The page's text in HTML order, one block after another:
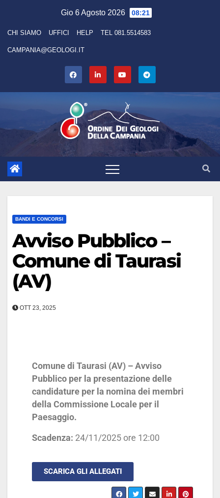
Gio 6 Agosto 2026 08:21
CHI SIAMO UFFICI HELP TEL 081.5514583
CAMPANIA@GEOLOGI.IT
BANDI E CONCORSI
Avviso Pubblico –
Comune di Taurasi
(AV)
OTT 23, 2025
Comune di Taurasi (AV) – Avviso
Pubblico per la presentazione delle
candidature per la nomina dei membri
della Commissione Locale per il
Paesaggio.
Scadenza: 24/11/2025 ore 12:00
SCARICA GLI ALLEGATI